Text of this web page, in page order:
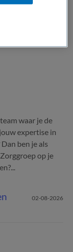
PG
waar je de
expertise in
ben je als
op je
02-08-2026